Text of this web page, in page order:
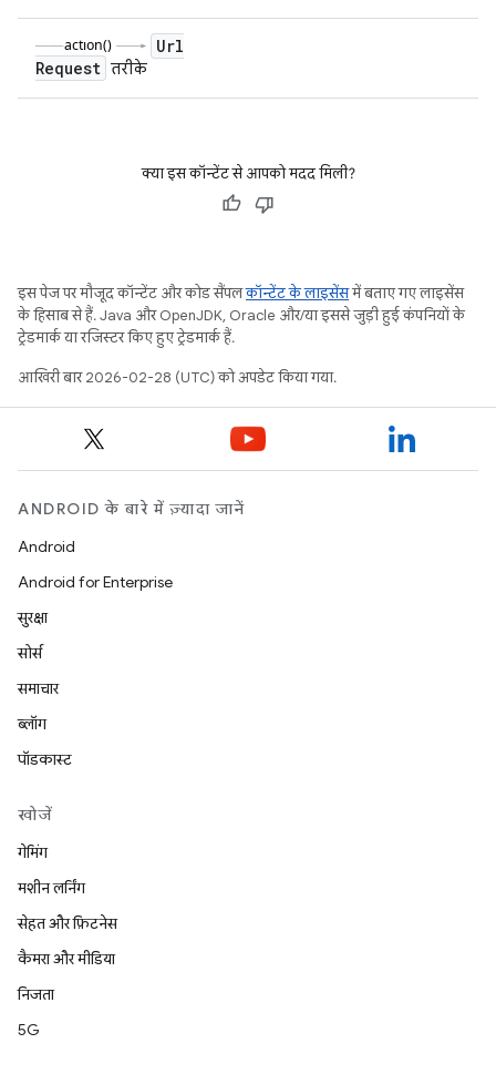
Url
Request तरीके
क्या इस कॉन्टेंट से आपको मदद मिली?
इस पेज पर मौजूद कॉन्टेंट और कोड सैंपलकॉन्टेंट के लाइसेंसमें बताए गए लाइसेंस
के हिसाब से हैं. Java और OpenJDK, Oracle और/या इससे जुड़ी हुई कंपनियों के
ट्रेडमार्क या रजिस्टर किए हुए ट्रेडमार्क हैं.
आखिरी बार 2026-02-28 (UTC) को अपडेट किया गया.
ANDROID के बारे में ज़्यादा जानें
Android
Android for Enterprise
सुरक्षा
सोर्स
समाचार
ब्लॉग
पॉडकास्ट
खोजें
गेमिंग
मशीन लर्निंग
सेहत और फ़िटनेस
कैमरा और मीडिया
निजता
5G